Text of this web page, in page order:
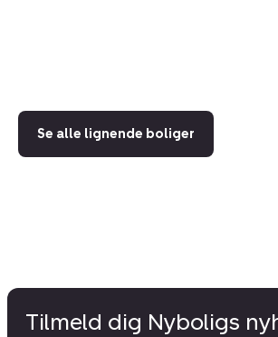
Se alle lignende boliger
Tilmeld dig Nyboligs